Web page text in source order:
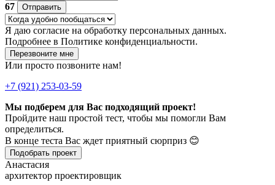
67
Отправить
Я даю согласие на обработку персональных данных.
Подробнее в Политике конфиденциальности.
Перезвоните мне
Или просто позвоните нам!
+7 (921) 253-03-59
Мы подберем для Вас подходящий проект!
Пройдите наш простой тест, чтобы мы помогли Вам
определиться.
В конце теста Вас ждет приятный сюрприз 😊
Подобрать проект
Анастасия
архитектор проектировщик